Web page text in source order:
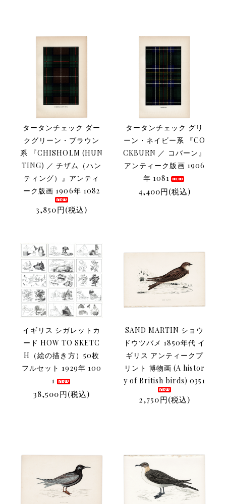
タータンチェック ダー
クグリーン・ブラウン
系 『CHISHOLM (HUN
TING) ／ チザム（ハン
ティング）』アンティ
ーク版画 1906年 1082
3,850円(税込)
タータンチェック グリ
ーン・ネイビー系 『CO
CKBURN ／ コバーン』
アンティーク版画 1906
年 1081
4,400円(税込)
イギリス シガレットカ
ード HOW TO SKETC
H（絵の描き方）50枚
フルセット 1929年 100
1
38,500円(税込)
SAND MARTIN ショウ
ドウツバメ 1850年代 イ
ギリス アンティークプ
リント 博物画 (A histor
y of British birds) 0351
2,750円(税込)